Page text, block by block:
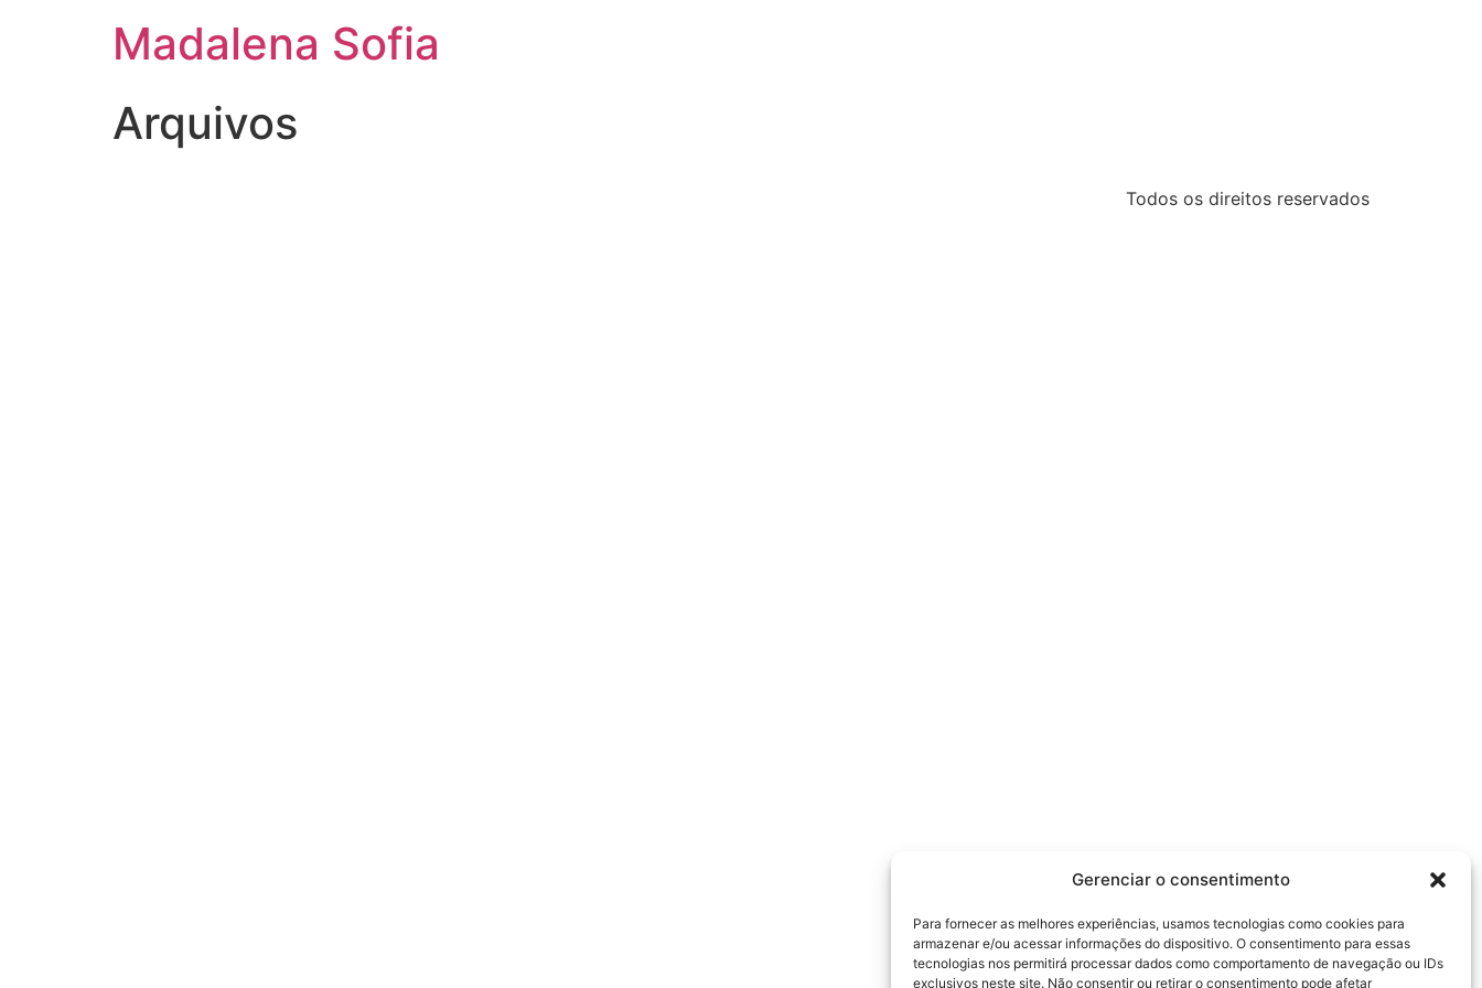
Gerenciar o consentimento
Para fornecer as melhores experiências, usamos tecnologias como cookies para
armazenar e/ou acessar informações do dispositivo. O consentimento para essas
tecnologias nos permitirá processar dados como comportamento de navegação ou IDs
exclusivos neste site. Não consentir ou retirar o consentimento pode afetar
Madalena Sofia
Arquivos
Todos os direitos reservados